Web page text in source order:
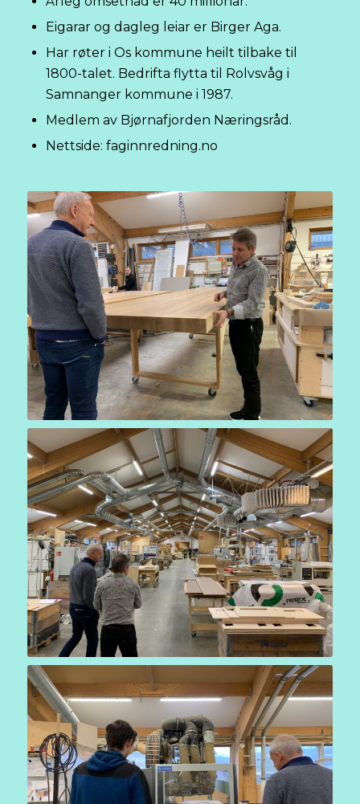
Eigarar og dagleg leiar er Birger Aga.
Har røter i Os kommune heilt tilbake til
1800-talet. Bedrifta flytta til Rolvsvåg i
Samnanger kommune i 1987.
Medlem av Bjørnafjorden Næringsråd.
Nettside: faginnredning.no